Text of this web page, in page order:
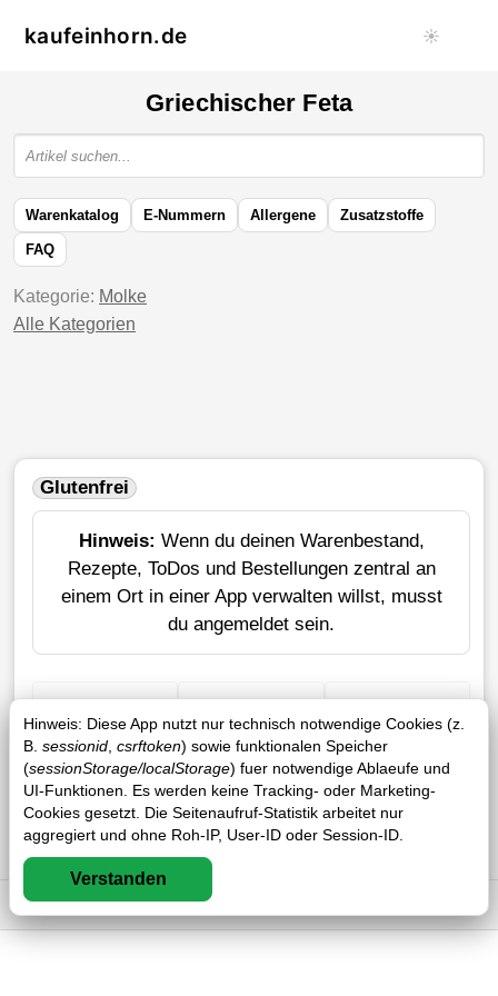
kaufeinhorn.de ☀️
Hinweis: Diese App nutzt nur technisch notwendige Cookies (z.
B. sessionid csrftoken) sowie funktionalen Speicher
(sessionStorage/localStorage) fuer notwendige Ablaeufe und
UI-Funktionen. Es werden keine Tracking- oder Marketing-
Cookies gesetzt. Die Seitenaufruf-Statistik arbeitet nur
aggregiert und ohne Roh-IP, User-ID oder Session-ID.
Verstanden
Griechischer Feta
Warenkatalog E-Nummern Allergene Zusatzstoffe
FAQ
Kategorie: Molke
Alle Kategorien
Glutenfrei
Hinweis: Wenn du deinen Warenbestand,
Rezepte, ToDos und Bestellungen zentral an
einem Ort in einer App verwalten willst, musst
du angemeldet sein.
+ Einkauf Verlustrechner Sticker erstellen
Impressum